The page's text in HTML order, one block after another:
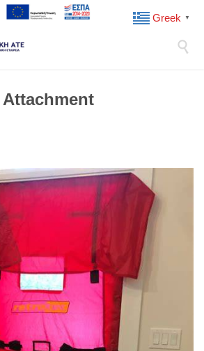

Attachment
Greek ▼